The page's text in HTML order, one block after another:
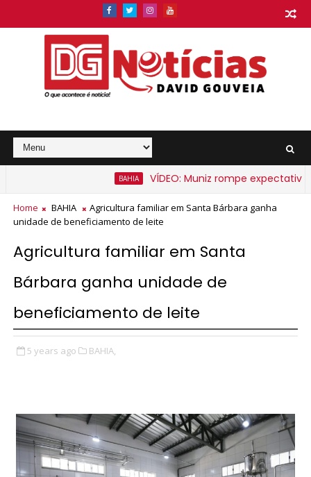
VÍDEO: Muniz rompe expectativa e
Bahia a partir de segunda-feira
Home BAHIA
Agricultura familiar em Santa Bárbara ganha
unidade de beneficiamento de leite
Agricultura familiar em Santa
Bárbara ganha unidade de
beneficiamento de leite
5 years ago BAHIA,